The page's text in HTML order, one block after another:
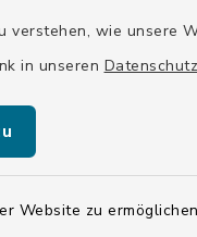
verstehen, wie unsere
in unseren
Website zu